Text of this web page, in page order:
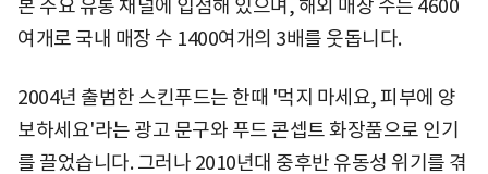
본 주요 유통 채널에 입점해 있으며, 해외 매장 수는 4600
여개로 국내 매장 수 1400여개의 3배를 웃돕니다.
2004년 출범한 스킨푸드는 한때 '먹지 마세요, 피부에 양
보하세요'라는 광고 문구와 푸드 콘셉트 화장품으로 인기
를 끌었습니다. 그러나 2010년대 중후반 유동성 위기를 겪